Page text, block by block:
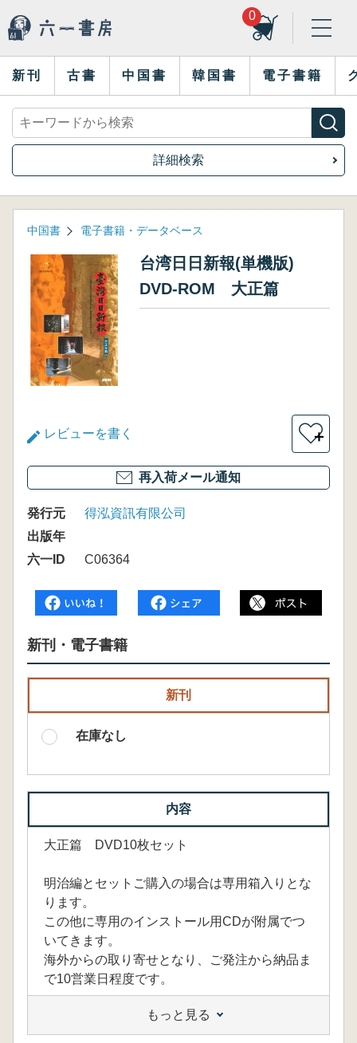
0
新刊 古書 中国書 韓国書 電子書籍
詳細検索
中国書 電子書籍・データベース
台湾日日新報(単機版)
DVD-ROM 大正篇
レビューを書く ＋
再入荷メール通知
発行元
得泓資訊有限公司
出版年
六一ID
C06364
新刊・電子書籍
新刊
在庫なし
内容
大正篇 DVD10枚セット
明治編とセットご購入の場合は専用箱入りとな
ります。
この他に専用のインストール用CDが附属でつ
いてきます。
海外からの取り寄せとなり、ご発注から納品ま
で10営業日程度です。
→DVDは販売終了、VMに移行(2021年3月確認)
もっと見る